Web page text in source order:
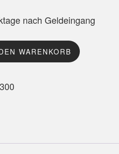
nach Geldeingang
weiß Menge
WARENKORB